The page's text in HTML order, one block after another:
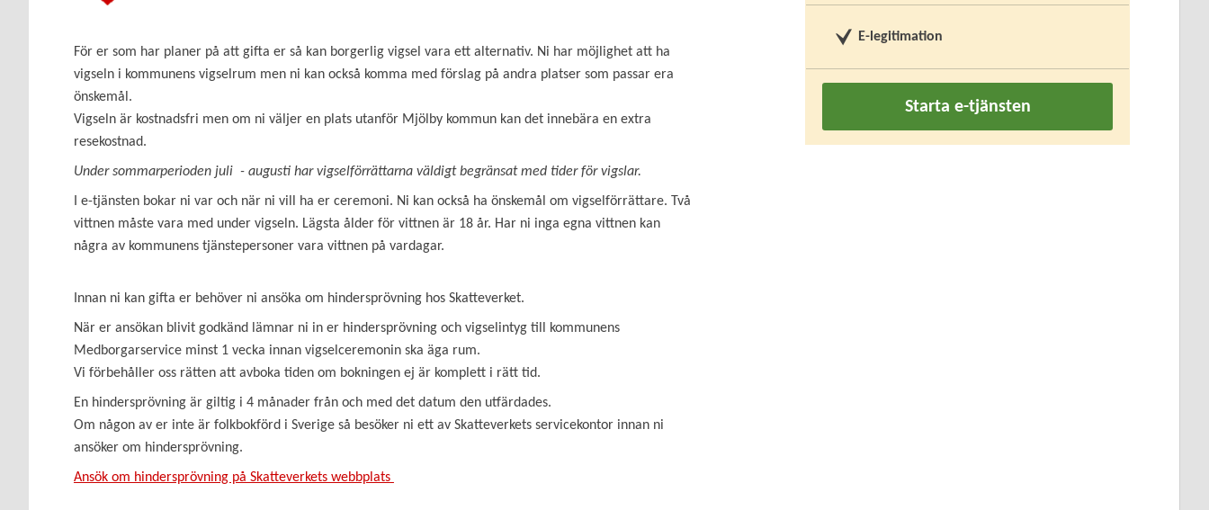
För er som har planer på att gifta er så kan borgerlig vigsel vara ett alternativ. Ni har möjlighet att ha
vigseln i kommunens vigselrum men ni kan också komma med förslag på andra platser som passar era
önskemål.
Vigseln är kostnadsfri men om ni väljer en plats utanför Mjölby kommun kan det innebära en extra
resekostnad.
Under sommarperioden juli - augusti har vigselförrättarna väldigt begränsat med tider för vigslar.
I e-tjänsten bokar ni var och när ni vill ha er ceremoni. Ni kan också ha önskemål om vigselförrättare. Två
vittnen måste vara med under vigseln. Lägsta ålder för vittnen är 18 år. Har ni inga egna vittnen kan
några av kommunens tjänstepersoner vara vittnen på vardagar.
Innan ni kan gifta er behöver ni ansöka om hindersprövning hos Skatteverket.
När er ansökan blivit godkänd lämnar ni in er hindersprövning och vigselintyg till kommunens
Medborgarservice minst 1 vecka innan vigselceremonin ska äga rum.
Vi förbehåller oss rätten att avboka tiden om bokningen ej är komplett i rätt tid.
En hindersprövning är giltig i 4 månader från och med det datum den utfärdades.
Om någon av er inte är folkbokförd i Sverige så besöker ni ett av Skatteverkets servicekontor innan ni
ansöker om hindersprövning.
Ansök om hindersprövning på Skatteverkets webbplats
E-legitimation
Starta e-tjänsten